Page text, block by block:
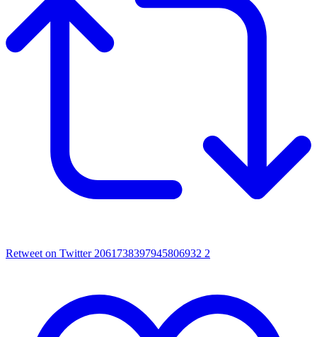
Retweet on Twitter 2061738397945806932 2